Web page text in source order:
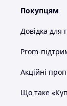
Покупцям
Довідка для
Prom-
Акційні
Що таке